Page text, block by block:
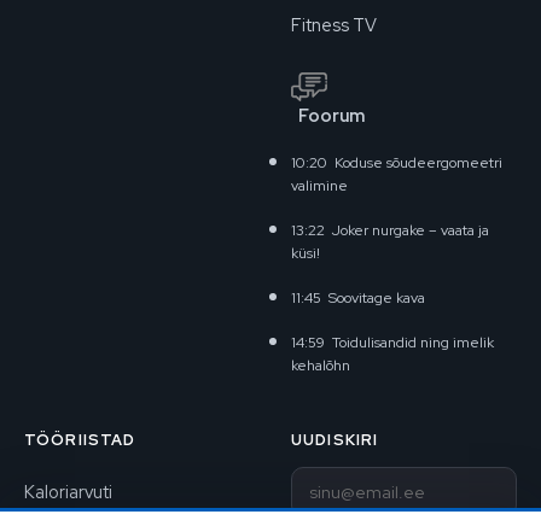
Fitness TV
Foorum
10:20 Koduse sõudeergomeetri
valimine
13:22 Joker nurgake – vaata ja
küsi!
11:45 Soovitage kava
14:59 Toidulisandid ning imelik
kehalõhn
TÖÖRIISTAD
Kaloriarvuti
UUDISKIRI
E-post